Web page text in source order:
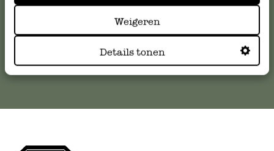
Weigeren
Details tonen
klantenservice@dille-kamille.com